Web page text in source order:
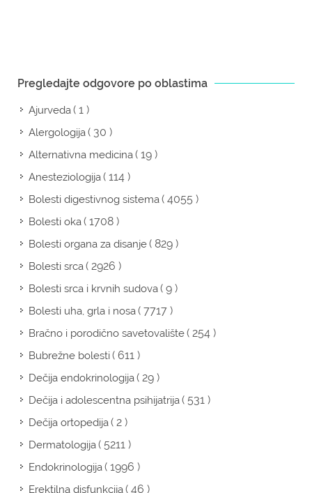
Pregledajte odgovore po oblastima
Ajurveda( 1 )
Alergologija( 30 )
Alternativna medicina( 19 )
Anesteziologija( 114 )
Bolesti digestivnog sistema( 4055 )
Bolesti oka( 1708 )
Bolesti organa za disanje( 829 )
Bolesti srca( 2926 )
Bolesti srca i krvnih sudova( 9 )
Bolesti uha, grla i nosa( 7717 )
Bračno i porodično savetovalište( 254 )
Bubrežne bolesti( 611 )
Dečija endokrinologija( 29 )
Dečija i adolescentna psihijatrija( 531 )
Dečija ortopedija( 2 )
Dermatologija( 5211 )
Endokrinologija( 1996 )
Erektilna disfunkcija( 46 )